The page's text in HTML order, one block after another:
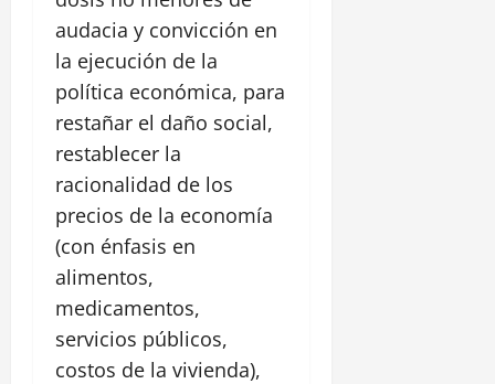
audacia y convicción en
la ejecución de la
política económica, para
restañar el daño social,
restablecer la
racionalidad de los
precios de la economía
(con énfasis en
alimentos,
medicamentos,
servicios públicos,
costos de la vivienda),